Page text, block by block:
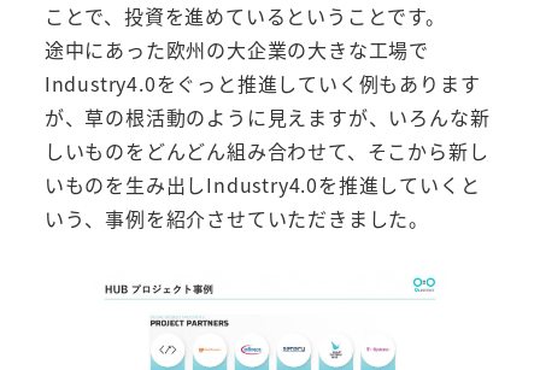
ことで、投資を進めているということです。
途中にあった欧州の大企業の大きな工場で
Industry4.0をぐっと推進していく例もあります
が、草の根活動のように見えますが、いろんな新
しいものをどんどん組み合わせて、そこから新し
いものを生み出しIndustry4.0を推進していくと
いう、事例を紹介させていただきました。